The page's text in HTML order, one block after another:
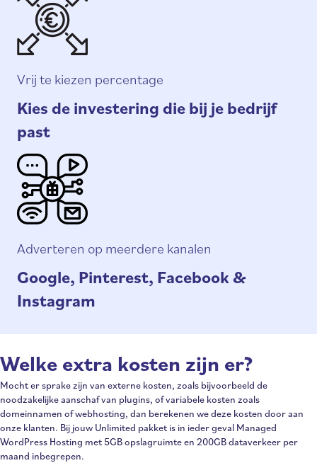
Vrij te kiezen percentage
Kies de investering die bij je bedrijf
past
Adverteren op meerdere kanalen
Google, Pinterest, Facebook &
Instagram
Welke extra kosten zijn er?
Mocht er sprake zijn van externe kosten, zoals bijvoorbeeld de
noodzakelijke aanschaf van plugins, of variabele kosten zoals
domeinnamen of webhosting, dan berekenen we deze kosten door aan
onze klanten. Bij jouw Unlimited pakket is in ieder geval Managed
WordPress Hosting met 5GB opslagruimte en 200GB dataverkeer per
maand inbegrepen.